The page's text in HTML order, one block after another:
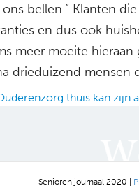
ons bellen.” Klanten
en dus ook
meer moeite hieraan
drieduizend mensen
thuis kan zijn
Senioren journaal 2020 |